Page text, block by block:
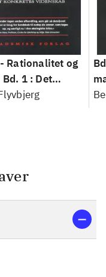
Rationalitet og
1 : Det
videnskab